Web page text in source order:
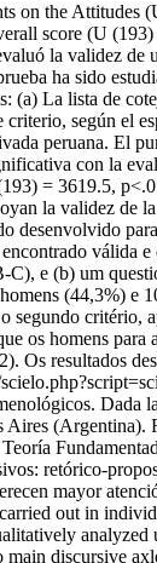
on the Attitudes
score (U
la validez de
ha sido
(a) La lista de
según el
peruana. El
con la
= 3619.5,
la validez de
desenvolvido
válida
e (b) um
(44,3%) e
critério,
os homens
resultados
Dada
(Argentina).
retórico-
mayor
out in
discursive